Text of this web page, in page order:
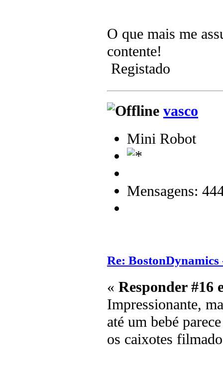
O que mais me
contente!
Registado
vasco
Mini Robot
Mensagens:
Re:
« Responder #16
Impressionante,
até um bebé
os caixotes